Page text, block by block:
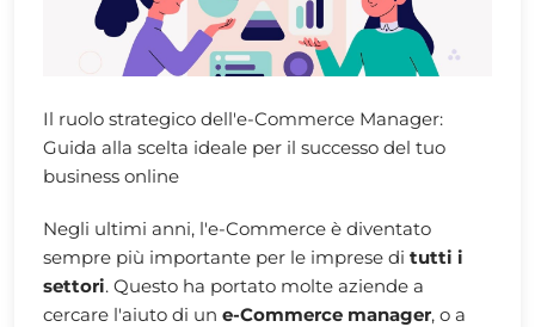
Il ruolo strategico dell'e-Commerce Manager:
Guida alla scelta ideale per il successo del tuo
business online
Negli ultimi anni, l'e-Commerce è diventato
sempre più importante per le imprese di tutti i
settori. Questo ha portato molte aziende a
cercare l'aiuto di un e-Commerce manager, o a